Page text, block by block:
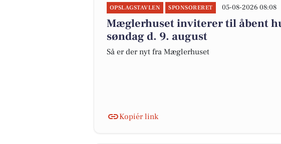
OPSLAGSTAVLEN SPONSORERET 05-08-2026 08:08
Mæglerhuset inviterer til åbent
søndag d. 9. august
Så er der nyt fra Mæglerhuset
Kopiér link